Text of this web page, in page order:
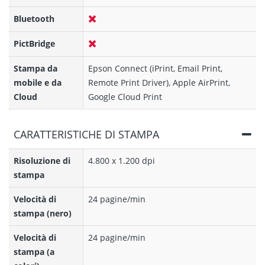
Bluetooth
PictBridge
Stampa da
mobile e da
Cloud
Epson Connect (iPrint, Email Print,
Remote Print Driver), Apple AirPrint,
Google Cloud Print
CARATTERISTICHE DI STAMPA
Risoluzione di
stampa
4.800 x 1.200 dpi
Velocità di
stampa (nero)
24 pagine/min
Velocità di
stampa (a
24 pagine/min